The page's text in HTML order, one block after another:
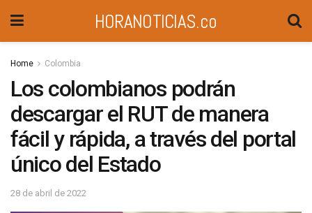
HORANOTICIAS.co
Home Colombia
Los colombianos podrán
descargar el RUT de manera
fácil y rápida, a través del portal
único del Estado
28 de abril de 2022